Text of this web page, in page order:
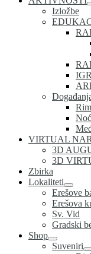
Izložbe
VIRTUAL
3D
3D
Zbirka
Lokaliteti
Erešove
Erešova
Sv. Vid
Gradski
Shop
Suveniri